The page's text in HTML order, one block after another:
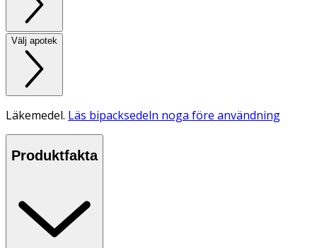
Välj apotek
Läkemedel. Läs bipacksedeln noga före användning
Produktfakta